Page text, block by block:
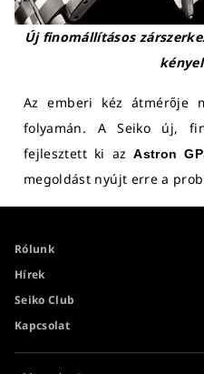
Új finomállításos
Az emberi kéz átmérője
folyamán. A Seiko új,
fejlesztett ki azAstron
megoldást nyújt erre a
Rólunk
Hírek
Seiko Club
Kapcsolat